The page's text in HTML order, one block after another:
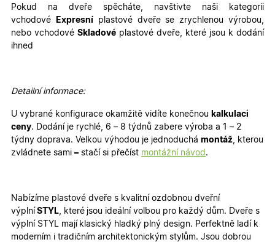
Pokud na dveře spěcháte, navštivte naši kategorii
vchodové
Expresní plastové dveře se zrychlenou výrobou,
nebo vchodové Skladové plastové dveře, které jsou k dodání
ihned
Detailní informace:
U vybrané konfigurace okamžitě vidíte konečnou kalkulaci
ceny. Dodání je rychlé, 6 – 8 týdnů zabere výroba a 1 – 2
týdny doprava. Velkou výhodou je jednoduchá montáž, kterou
zvládnete sami – stačí si přečíst montážní návod .
Nabízíme plastové dveře s kvalitní ozdobnou dveřní
výplní STYL, které jsou ideální volbou pro každý dům. Dveře s
výplní STYL mají klasický hladký plný design. Perfektně ladí k
moderním i tradičním architektonickým stylům. Jsou dobrou